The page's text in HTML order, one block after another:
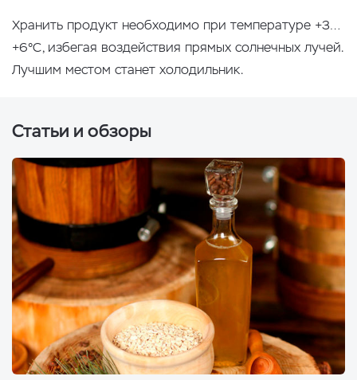
Хранить продукт необходимо при температуре +3…
+6°С, избегая воздействия прямых солнечных лучей.
Лучшим местом станет холодильник.
Статьи и обзоры